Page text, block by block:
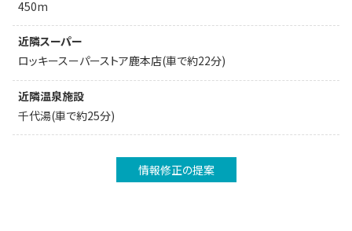
450m
近隣スーパー
ロッキースーパーストア鹿本店(車で約22分)
近隣温泉施設
千代湯(車で約25分)
情報修正の提案